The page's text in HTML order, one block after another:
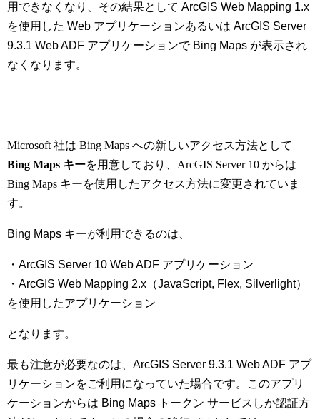
用できなくなり、その結果として ArcGIS Web Mapping 1.x
を使用した Web アプリケーションあるいは ArcGIS Server
9.3.1 Web ADF アプリケーションで Bing Maps が表示され
なくなります。
Microsoft 社は Bing Maps への新しいアクセス方法として
Bing Maps キーを用意しており、ArcGIS Server 10 からは
Bing Maps キーを使用したアクセス方法に変更されていま
す。
Bing Maps キーが利用できるのは、
・ArcGIS Server 10 Web ADF アプリケーション
・ArcGIS Web Mapping 2.x（JavaScript, Flex, Silverlight）
を使用したアプリケーション
となります。
最も注意が必要なのは、ArcGIS Server 9.3.1 Web ADF アプ
リケーションをご利用になっていた場合です。このアプリ
ケーションからは Bing Maps トークン サービスしか認証方